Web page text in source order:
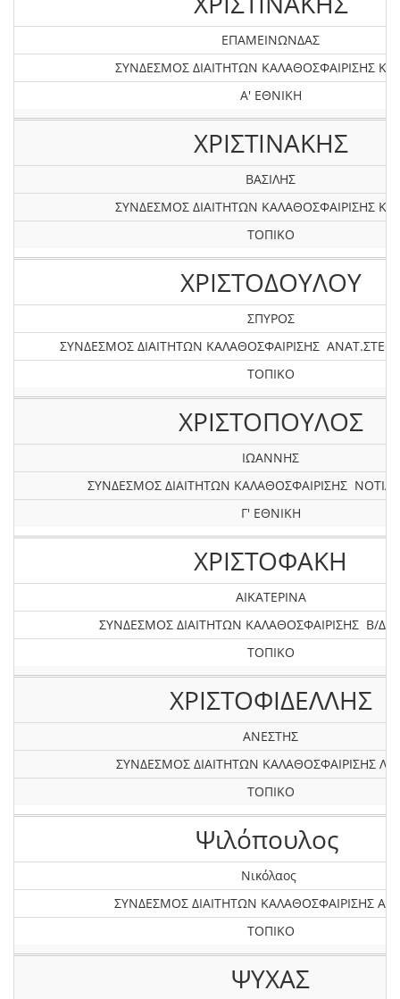
ΕΠΑΜΕΙΝΩΝΔΑΣ
ΣΥΝΔΕΣΜΟΣ ΔΙΑΙΤΗΤΩΝ ΚΑΛΑΘΟΣΦΑΙΡΙΣΗΣ
Α' ΕΘΝΙΚΗ
ΧΡΙΣΤΙΝΑΚΗΣ
ΒΑΣΙΛΗΣ
ΣΥΝΔΕΣΜΟΣ ΔΙΑΙΤΗΤΩΝ ΚΑΛΑΘΟΣΦΑΙΡΙΣΗΣ
ΤΟΠΙΚΟ
ΧΡΙΣΤΟΔΟΥΛΟΥ
ΣΠΥΡΟΣ
ΣΥΝΔΕΣΜΟΣ ΔΙΑΙΤΗΤΩΝ ΚΑΛΑΘΟΣΦΑΙΡΙΣΗΣ
ΤΟΠΙΚΟ
ΧΡΙΣΤΟΠΟΥΛΟΣ
ΙΩΑΝΝΗΣ
ΣΥΝΔΕΣΜΟΣ ΔΙΑΙΤΗΤΩΝ ΚΑΛΑΘΟΣΦΑΙΡΙΣΗΣ
Γ' ΕΘΝΙΚΗ
ΧΡΙΣΤΟΦΑΚΗ
ΑΙΚΑΤΕΡΙΝΑ
ΣΥΝΔΕΣΜΟΣ ΔΙΑΙΤΗΤΩΝ ΚΑΛΑΘΟΣΦΑΙΡΙΣΗΣ Β/Δ
ΤΟΠΙΚΟ
ΧΡΙΣΤΟΦΙΔΕΛΛΗΣ
ΑΝΕΣΤΗΣ
ΣΥΝΔΕΣΜΟΣ ΔΙΑΙΤΗΤΩΝ ΚΑΛΑΘΟΣΦΑΙΡΙΣΗΣ
ΤΟΠΙΚΟ
Ψιλόπουλος
Νικόλαος
ΣΥΝΔΕΣΜΟΣ ΔΙΑΙΤΗΤΩΝ ΚΑΛΑΘΟΣΦΑΙΡΙΣΗΣ
ΤΟΠΙΚΟ
ΨΥΧΑΣ